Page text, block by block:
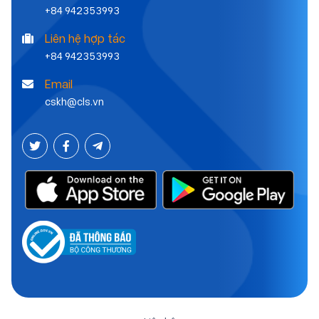
+84 942353993
Liên hệ hợp tác
+84 942353993
Email
cskh@cls.vn